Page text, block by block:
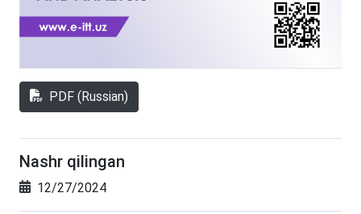
PDF (Russian)
Nashr qilingan
12/27/2024